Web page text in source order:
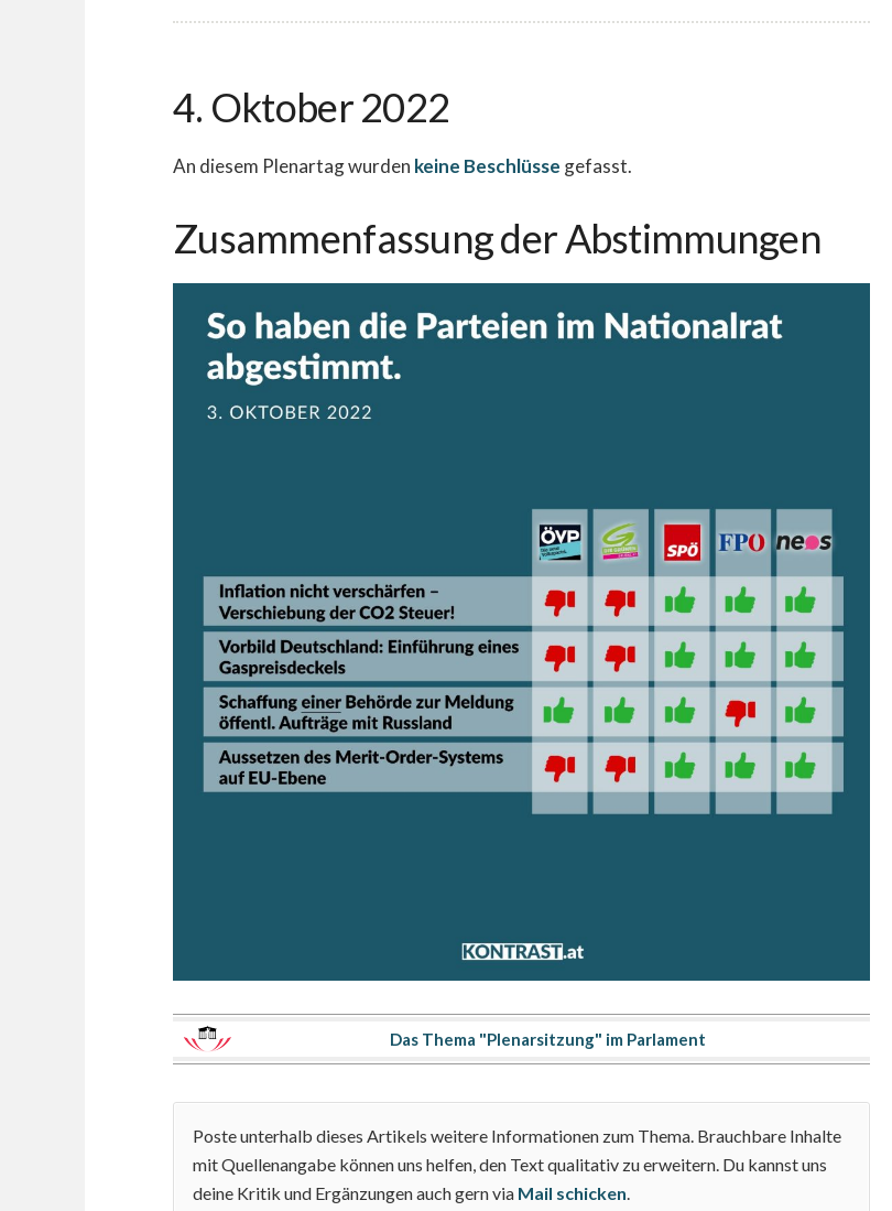
4. Oktober 2022
An diesem Plenartag wurden keine Beschlüsse gefasst.
Zusammenfassung der Abstimmungen
Das Thema "Plenarsitzung" im Parlament
Poste unterhalb dieses Artikels weitere Informationen zum Thema. Brauchbare Inhalte
mit Quellenangabe können uns helfen, den Text qualitativ zu erweitern. Du kannst uns
deine Kritik und Ergänzungen auch gern via Mail schicken